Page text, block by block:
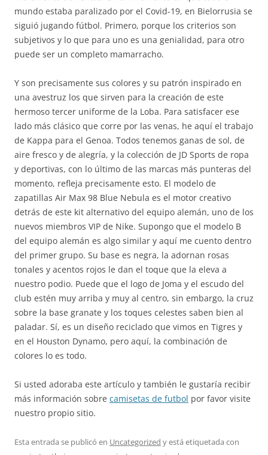
mundo estaba paralizado por el Covid-19, en Bielorrusia se
siguió jugando fútbol. Primero, porque los criterios son
subjetivos y lo que para uno es una genialidad, para otro
puede ser un completo mamarracho.
Y son precisamente sus colores y su patrón inspirado en
una avestruz los que sirven para la creación de este
hermoso tercer uniforme de la Loba. Para satisfacer ese
lado más clásico que corre por las venas, he aquí el trabajo
de Kappa para el Genoa. Todos tenemos ganas de sol, de
aire fresco y de alegría, y la colección de JD Sports de ropa
y deportivas, con lo último de las marcas más punteras del
momento, refleja precisamente esto. El modelo de
zapatillas Air Max 98 Blue Nebula es el motor creativo
detrás de este kit alternativo del equipo alemán, uno de los
nuevos miembros VIP de Nike. Supongo que el modelo B
del equipo alemán es algo similar y aquí me cuento dentro
del primer grupo. Su base es negra, la adornan rosas
tonales y acentos rojos le dan el toque que la eleva a
nuestro podio. Puede que el logo de Joma y el escudo del
club estén muy arriba y muy al centro, sin embargo, la cruz
sobre la base granate y los toques celestes saben bien al
paladar. Sí, es un diseño reciclado que vimos en Tigres y
en el Houston Dynamo, pero aquí, la combinación de
colores lo es todo.
Si usted adoraba este artículo y también le gustaría recibir
más información sobre camisetas de futbol por favor visite
nuestro propio sitio.
Esta entrada se publicó en Uncategorized y está etiquetada con